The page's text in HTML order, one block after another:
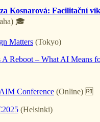
Kosnarová: Facilitační
🎓
Matters (Tokyo)
Reboot – What AI Means
Conference (Online) 🆓
(Helsinki)